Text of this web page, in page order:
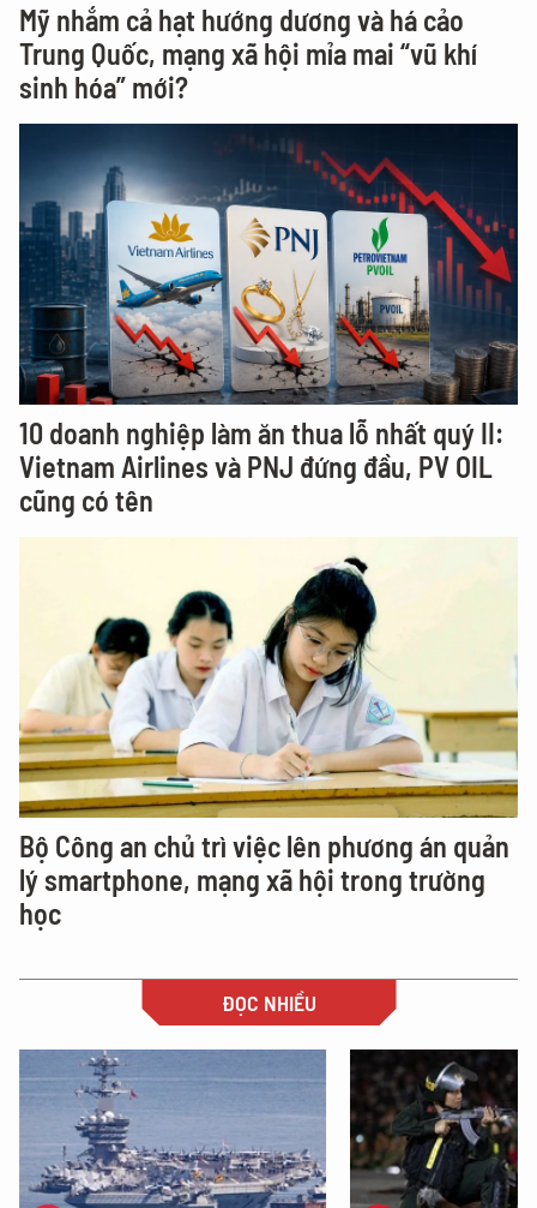
Mỹ nhắm cả hạt hướng dương và há cảo
Trung Quốc, mạng xã hội mỉa mai “vũ khí
sinh hóa” mới?
10 doanh nghiệp làm ăn thua lỗ nhất quý II:
Vietnam Airlines và PNJ đứng đầu, PV OIL
cũng có tên
Bộ Công an chủ trì việc lên phương án quản
lý smartphone, mạng xã hội trong trường
học
ĐỌC NHIỀU